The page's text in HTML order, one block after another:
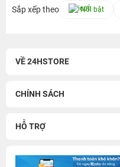
Sắp xếp theo Nổi bật
VỀ 24HSTORE
CHÍNH SÁCH
HỖ TRỢ